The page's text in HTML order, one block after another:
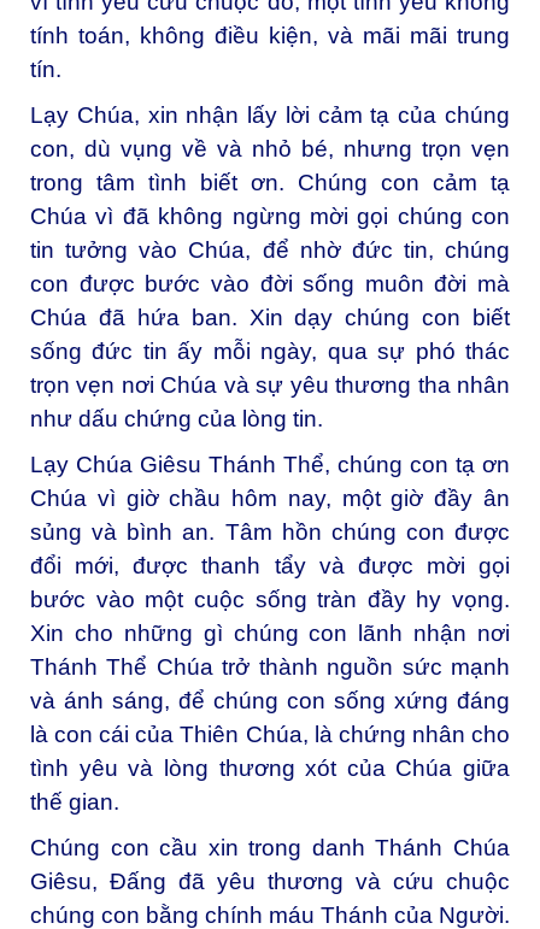
tính toán, không điều kiện, và mãi mãi trung
tín.
Lạy Chúa, xin nhận lấy lời cảm tạ của chúng
con, dù vụng về và nhỏ bé, nhưng trọn vẹn
trong tâm tình biết ơn. Chúng con cảm tạ
Chúa vì đã không ngừng mời gọi chúng con
tin tưởng vào Chúa, để nhờ đức tin, chúng
con được bước vào đời sống muôn đời mà
Chúa đã hứa ban. Xin dạy chúng con biết
sống đức tin ấy mỗi ngày, qua sự phó thác
trọn vẹn nơi Chúa và sự yêu thương tha nhân
như dấu chứng của lòng tin.
Lạy Chúa Giêsu Thánh Thể, chúng con tạ ơn
Chúa vì giờ chầu hôm nay, một giờ đầy ân
sủng và bình an. Tâm hồn chúng con được
đổi mới, được thanh tẩy và được mời gọi
bước vào một cuộc sống tràn đầy hy vọng.
Xin cho những gì chúng con lãnh nhận nơi
Thánh Thể Chúa trở thành nguồn sức mạnh
và ánh sáng, để chúng con sống xứng đáng
là con cái của Thiên Chúa, là chứng nhân cho
tình yêu và lòng thương xót của Chúa giữa
thế gian.
Chúng con cầu xin trong danh Thánh Chúa
Giêsu, Đấng đã yêu thương và cứu chuộc
chúng con bằng chính máu Thánh của Người.